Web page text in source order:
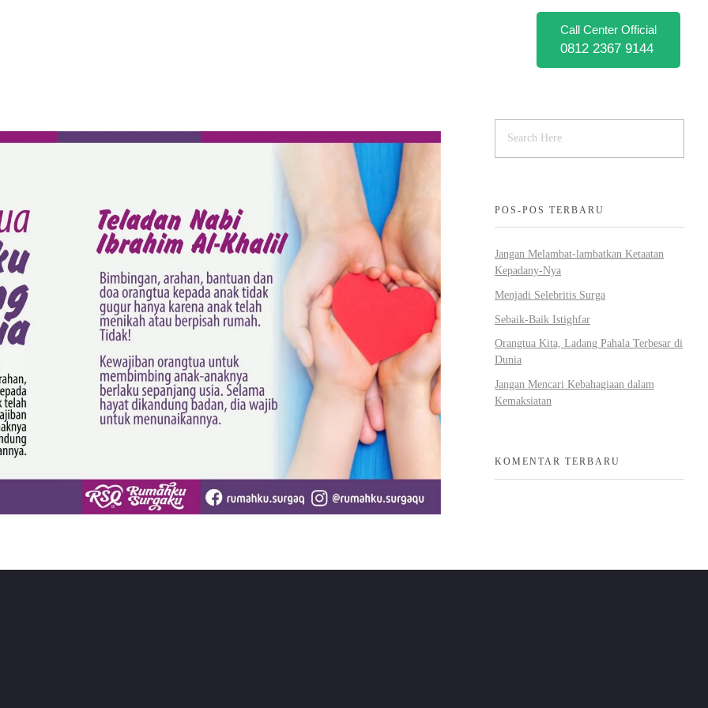
Call Center Official
0812 2367 9144
POS-POS TERBARU
Jangan Melambat-lambatkan Ketaatan
Kepadany-Nya
Menjadi Selebritis Surga
Sebaik-Baik Istighfar
Orangtua Kita, Ladang Pahala Terbesar di
Dunia
Jangan Mencari Kebahagiaan dalam
Kemaksiatan
KOMENTAR TERBARU